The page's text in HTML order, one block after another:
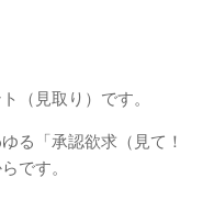
（見取り）です。
る「承認欲求（見て！
です。